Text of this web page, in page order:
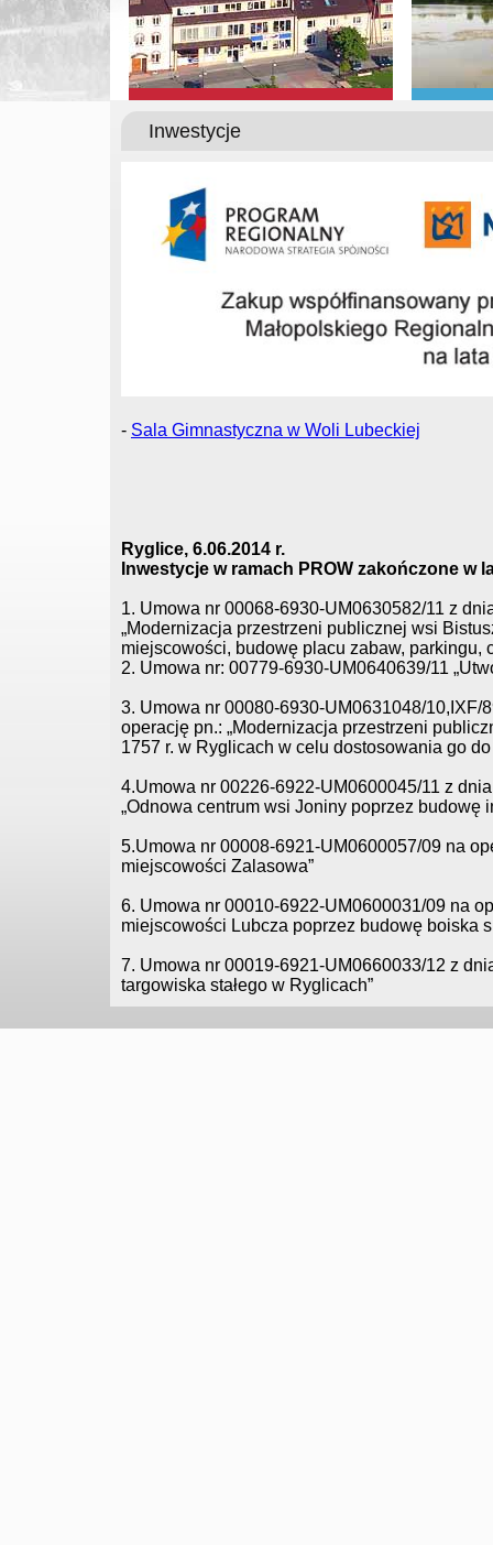
Inwestycje
- Sala Gimnastyczna w Woli Lubeckiej
Ryglice, 6.06.2014 r.
Inwestycje w ramach PROW zakończone w
1. Umowa nr 00068-6930-UM0630582/11 z
„Modernizacja przestrzeni publicznej wsi
miejscowości, budowę placu zabaw, parkingu,
2. Umowa nr: 00779-6930-UM0640639/11
3. Umowa nr 00080-6930-UM0631048/10,IXF/
operację pn.: „Modernizacja przestrzeni
1757 r. w Ryglicach w celu dostosowania go
4.Umowa nr 00226-6922-UM0600045/11 z
„Odnowa centrum wsi Joniny poprzez budowę
5.Umowa nr 00008-6921-UM0600057/09 na
miejscowości Zalasowa”
6. Umowa nr 00010-6922-UM0600031/09 na
miejscowości Lubcza poprzez budowę boiska
7. Umowa nr 00019-6921-UM0660033/12 z
targowiska stałego w Ryglicach”